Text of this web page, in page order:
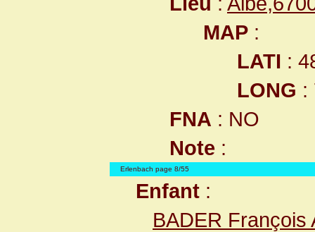
MAP :
LATI :
LONG :
FNA : NO
Note :
Erlenbach page 8/55
Enfant :
BADER François